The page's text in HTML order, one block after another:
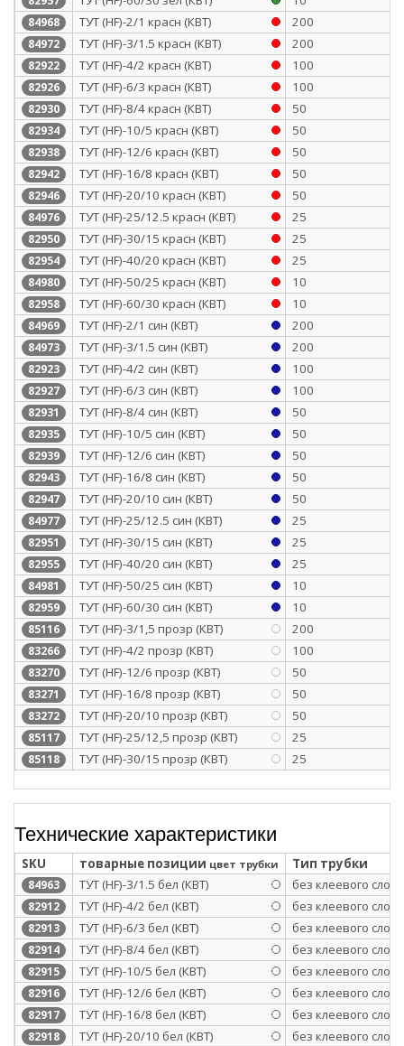
84968 ТУТ (HF)-2/1 красн (КВТ) 200
84972 ТУТ (HF)-3/1.5 красн (КВТ) 200
82922 ТУТ (HF)-4/2 красн (КВТ) 100
82926 ТУТ (HF)-6/3 красн (КВТ) 100
82930 ТУТ (HF)-8/4 красн (КВТ) 50
82934 ТУТ (HF)-10/5 красн (КВТ) 50
82938 ТУТ (HF)-12/6 красн (КВТ) 50
82942 ТУТ (HF)-16/8 красн (КВТ) 50
82946 ТУТ (HF)-20/10 красн (КВТ) 50
84976 ТУТ (HF)-25/12.5 красн (КВТ) 25
82950 ТУТ (HF)-30/15 красн (КВТ) 25
82954 ТУТ (HF)-40/20 красн (КВТ) 25
84980 ТУТ (HF)-50/25 красн (КВТ) 10
82958 ТУТ (HF)-60/30 красн (КВТ) 10
84969 ТУТ (HF)-2/1 син (КВТ) 200
84973 ТУТ (HF)-3/1.5 син (КВТ) 200
82923 ТУТ (HF)-4/2 син (КВТ) 100
82927 ТУТ (HF)-6/3 син (КВТ) 100
82931 ТУТ (HF)-8/4 син (КВТ) 50
82935 ТУТ (HF)-10/5 син (КВТ) 50
82939 ТУТ (HF)-12/6 син (КВТ) 50
82943 ТУТ (HF)-16/8 син (КВТ) 50
82947 ТУТ (HF)-20/10 син (КВТ) 50
84977 ТУТ (HF)-25/12.5 син (КВТ) 25
82951 ТУТ (HF)-30/15 син (КВТ) 25
82955 ТУТ (HF)-40/20 син (КВТ) 25
84981 ТУТ (HF)-50/25 син (КВТ) 10
82959 ТУТ (HF)-60/30 син (КВТ) 10
85116 ТУТ (HF)-3/1,5 прозр (КВТ) 200
83266 ТУТ (HF)-4/2 прозр (КВТ) 100
83270 ТУТ (HF)-12/6 прозр (КВТ) 50
83271 ТУТ (HF)-16/8 прозр (КВТ) 50
83272 ТУТ (HF)-20/10 прозр (КВТ) 50
85117 ТУТ (HF)-25/12,5 прозр (КВТ) 25
85118 ТУТ (HF)-30/15 прозр (КВТ) 25
Технические характеристики
SKU товарные позиции цвет трубки Тип трубки
84963 ТУТ (HF)-3/1.5 бел (КВТ) без клеевого слоя
82912 ТУТ (HF)-4/2 бел (КВТ) без клеевого слоя
82913 ТУТ (HF)-6/3 бел (КВТ) без клеевого слоя
82914 ТУТ (HF)-8/4 бел (КВТ) без клеевого слоя
82915 ТУТ (HF)-10/5 бел (КВТ) без клеевого слоя
82916 ТУТ (HF)-12/6 бел (КВТ) без клеевого слоя
82917 ТУТ (HF)-16/8 бел (КВТ) без клеевого слоя
82918 ТУТ (HF)-20/10 бел (КВТ) без клеевого слоя